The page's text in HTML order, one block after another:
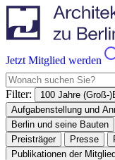
Jetzt Mitglied werden
Filter: 100 Jahre (Groß-
Aufgabenstellung und
Berlin und seine Bauten
Preisträger
Presse
Publikationen der